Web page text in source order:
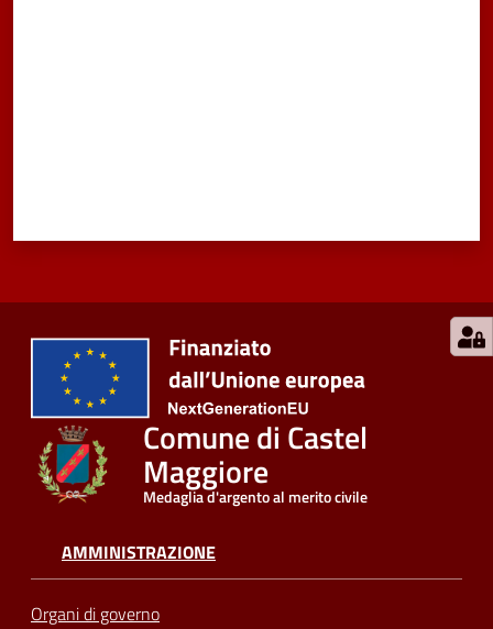
Comune di Castel
Maggiore
Medaglia d'argento al merito civile
AMMINISTRAZIONE
Organi di governo